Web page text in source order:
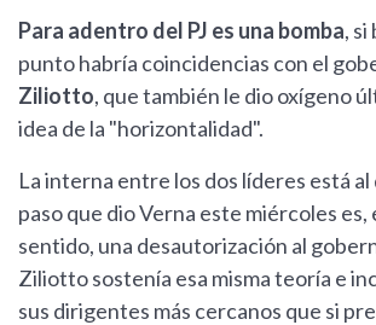
Para adentro del PJ es una bomba, si
punto habría coincidencias con el
Ziliotto, que también le dio oxígeno
idea de la "horizontalidad".
La interna entre los dos líderes está al
paso que dio Verna este miércoles es,
sentido, una desautorización al
Ziliotto sostenía esa misma teoría e
sus dirigentes más cercanos que si